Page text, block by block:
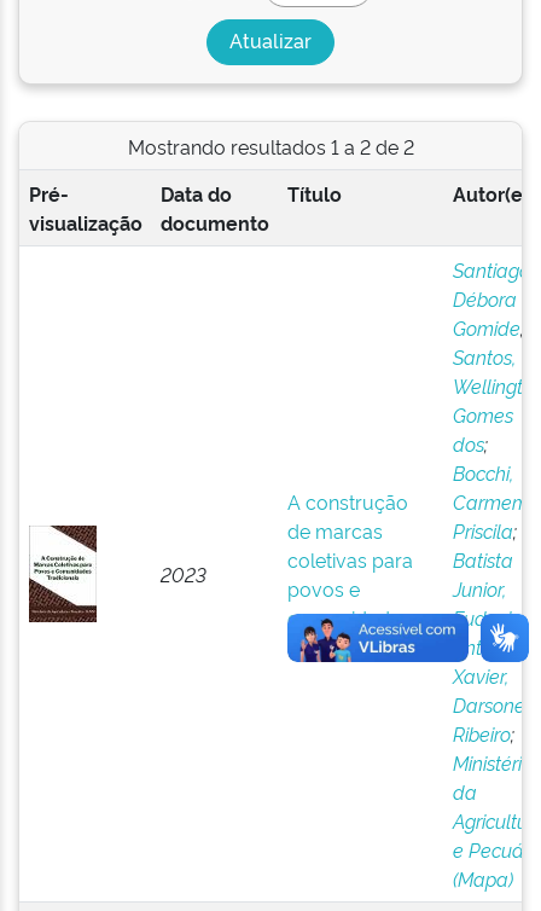
Mostrando resultados 1 a 2 de 2
Pré-
visualização
Data do
documento
Título Autor(es)
2023
A construção
de marcas
coletivas para
povos e
comunidades
tradicionais
Santiago,
Débora
Gomide;
Santos,
Gomes
dos;
Bocchi,
Carmem
Priscila;
Batista
Junior,
Eudoxio
Antonio;
Xavier,
Darsone
Ribeiro;
Ministério
da
e
(Mapa)